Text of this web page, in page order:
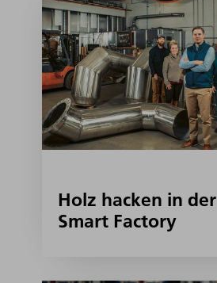
Holz hacken in der
Smart Factory